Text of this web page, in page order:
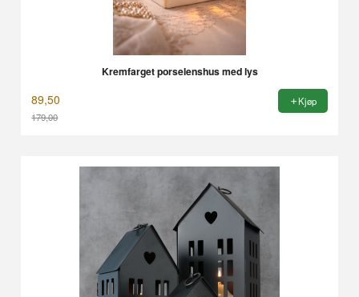
Kremfarget porselenshus med lys
89,50
179,00
Kjøp